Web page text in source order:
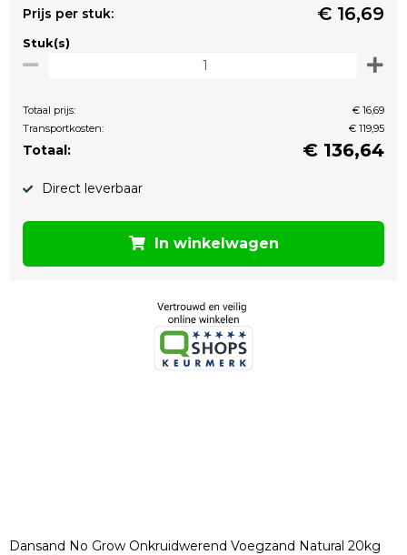
Prijs per stuk: € 16,69
Stuk(s)
Totaal prijs:
€ 16,69
Transportkosten:
€ 119,95
Totaal: € 136,64
Direct leverbaar
In winkelwagen
Dansand No Grow Onkruidwerend Voegzand Natural 20kg